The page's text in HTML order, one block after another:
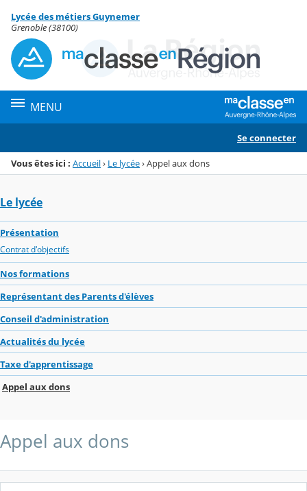
Menu de la rubrique
Contenu
Lycée des métiers Guynemer
Grenoble (38100)
MENU
Se connecter
Vous êtes ici : Accueil› Le lycée›Appel aux dons
Le lycée
Présentation
Contrat d'objectifs
Nos formations
Représentant des Parents d'élèves
Conseil d'administration
Actualités du lycée
Taxe d'apprentissage
Appel aux dons
Appel aux dons